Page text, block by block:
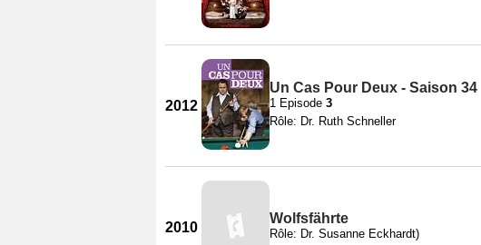
2012
Un Cas Pour Deux - Saison 34
1 Episode 3
Rôle: Dr. Ruth Schneller
2010
Wolfsfährte
Rôle: Dr. Susanne Eckhardt)